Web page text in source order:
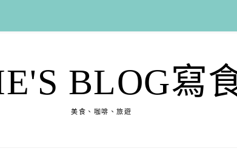
BLOG寫
美食、咖啡、旅遊